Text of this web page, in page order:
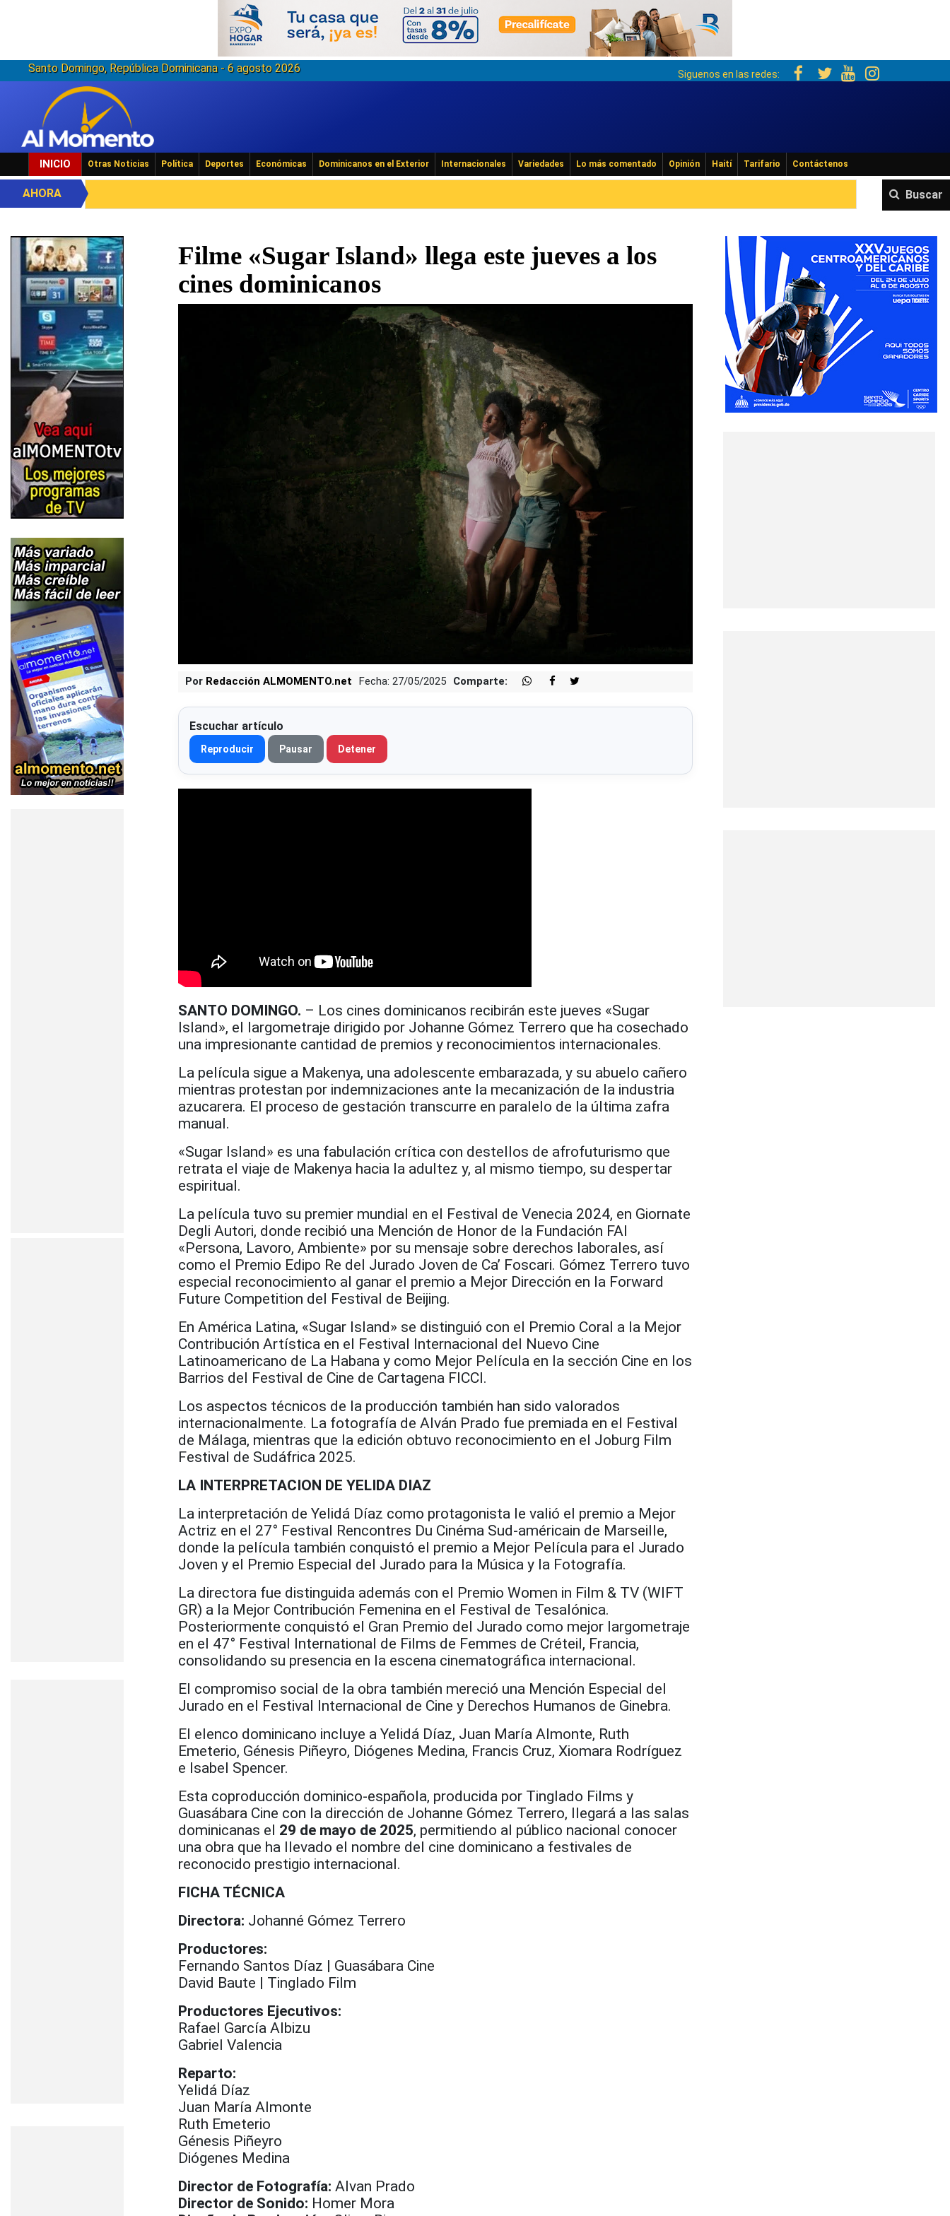
Santo Domingo, República Dominicana - 6 agosto 2026 Siguenos en las redes:
INICIO Otras Noticias Política Deportes Económicas Dominicanos en el Exterior Internacionales Variedades Lo más comentado Opinión Haití Tarifario Contáctenos
Buscar
AHORA
Filme «Sugar Island» llega este jueves a los
cines dominicanos
Por Redacción ALMOMENTO.net Fecha: 27/05/2025 Comparte:
Escuchar artículo
Reproducir Pausar Detener
SANTO DOMINGO. – Los cines dominicanos recibirán este jueves «Sugar
Island», el largometraje dirigido por Johanne Gómez Terrero que ha cosechado
una impresionante cantidad de premios y reconocimientos internacionales.
La película sigue a Makenya, una adolescente embarazada, y su abuelo cañero
mientras protestan por indemnizaciones ante la mecanización de la industria
azucarera. El proceso de gestación transcurre en paralelo de la última zafra
manual.
«Sugar Island» es una fabulación crítica con destellos de afrofuturismo que
retrata el viaje de Makenya hacia la adultez y, al mismo tiempo, su despertar
espiritual.
La película tuvo su premier mundial en el Festival de Venecia 2024, en Giornate
Degli Autori, donde recibió una Mención de Honor de la Fundación FAI
«Persona, Lavoro, Ambiente» por su mensaje sobre derechos laborales, así
como el Premio Edipo Re del Jurado Joven de Ca’ Foscari. Gómez Terrero tuvo
especial reconocimiento al ganar el premio a Mejor Dirección en la Forward
Future Competition del Festival de Beijing.
En América Latina, «Sugar Island» se distinguió con el Premio Coral a la Mejor
Contribución Artística en el Festival Internacional del Nuevo Cine
Latinoamericano de La Habana y como Mejor Película en la sección Cine en los
Barrios del Festival de Cine de Cartagena FICCI.
Los aspectos técnicos de la producción también han sido valorados
internacionalmente. La fotografía de Alván Prado fue premiada en el Festival
de Málaga, mientras que la edición obtuvo reconocimiento en el Joburg Film
Festival de Sudáfrica 2025.
LA INTERPRETACION DE YELIDA DIAZ
La interpretación de Yelidá Díaz como protagonista le valió el premio a Mejor
Actriz en el 27° Festival Rencontres Du Cinéma Sud-américain de Marseille,
donde la película también conquistó el premio a Mejor Película para el Jurado
Joven y el Premio Especial del Jurado para la Música y la Fotografía.
La directora fue distinguida además con el Premio Women in Film & TV (WIFT
GR) a la Mejor Contribución Femenina en el Festival de Tesalónica.
Posteriormente conquistó el Gran Premio del Jurado como mejor largometraje
en el 47° Festival International de Films de Femmes de Créteil, Francia,
consolidando su presencia en la escena cinematográfica internacional.
El compromiso social de la obra también mereció una Mención Especial del
Jurado en el Festival Internacional de Cine y Derechos Humanos de Ginebra.
El elenco dominicano incluye a Yelidá Díaz, Juan María Almonte, Ruth
Emeterio, Génesis Piñeyro, Diógenes Medina, Francis Cruz, Xiomara Rodríguez
e Isabel Spencer.
Esta coproducción dominico-española, producida por Tinglado Films y
Guasábara Cine con la dirección de Johanne Gómez Terrero, llegará a las salas
dominicanas el 29 de mayo de 2025, permitiendo al público nacional conocer
una obra que ha llevado el nombre del cine dominicano a festivales de
reconocido prestigio internacional.
FICHA TÉCNICA
Directora: Johanné Gómez Terrero
Productores:
Fernando Santos Díaz | Guasábara Cine
David Baute | Tinglado Film
Productores Ejecutivos:
Rafael García Albizu
Gabriel Valencia
Reparto:
Yelidá Díaz
Juan María Almonte
Ruth Emeterio
Génesis Piñeyro
Diógenes Medina
Director de Fotografía: Alvan Prado
Director de Sonido: Homer Mora